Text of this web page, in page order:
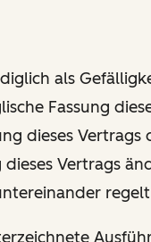
als
Fassung
dieses
dieses Vertrags